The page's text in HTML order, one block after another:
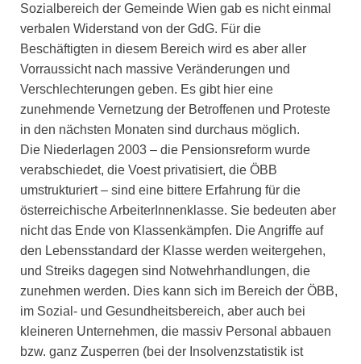
Sozialbereich der Gemeinde Wien gab es nicht einmal
verbalen Widerstand von der GdG. Für die
Beschäftigten in diesem Bereich wird es aber aller
Vorraussicht nach massive Veränderungen und
Verschlechterungen geben. Es gibt hier eine
zunehmende Vernetzung der Betroffenen und Proteste
in den nächsten Monaten sind durchaus möglich.
Die Niederlagen 2003 – die Pensionsreform wurde
verabschiedet, die Voest privatisiert, die ÖBB
umstrukturiert – sind eine bittere Erfahrung für die
österreichische ArbeiterInnenklasse. Sie bedeuten aber
nicht das Ende von Klassenkämpfen. Die Angriffe auf
den Lebensstandard der Klasse werden weitergehen,
und Streiks dagegen sind Notwehrhandlungen, die
zunehmen werden. Dies kann sich im Bereich der ÖBB,
im Sozial- und Gesundheitsbereich, aber auch bei
kleineren Unternehmen, die massiv Personal abbauen
bzw. ganz Zusperren (bei der Insolvenzstatistik ist